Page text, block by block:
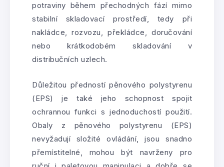
potraviny během přechodných fází mimo
stabilní skladovací prostředí, tedy při
nakládce, rozvozu, překládce, doručování
nebo krátkodobém skladování v
distribučních uzlech.
Důležitou předností pěnového polystyrenu
(EPS) je také jeho schopnost spojit
ochrannou funkci s jednoduchostí použití.
Obaly z pěnového polystyrenu (EPS)
nevyžadují složité ovládání, jsou snadno
přemístitelné, mohou být navrženy pro